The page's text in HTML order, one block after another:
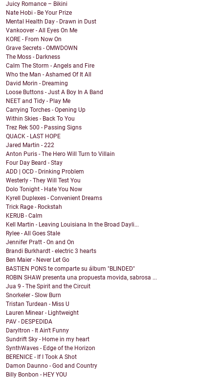
Juicy Romance – Bikini
Nate Hobi - Be Your Prize
Mental Health Day - Drawn in Dust
Vankoover - All Eyes On Me
KORE - From Now On
Grave Secrets - OMWDOWN
The Moss - Darkness
Calm The Storm - Angels and Fire
Who the Man - Ashamed Of It All
David Morin - Dreaming
Loose Buttons - Just A Boy In A Band
NEET and Tidy - Play Me
Carrying Torches - Opening Up
Within Skies - Back To You
Trez Rek 500 - Passing Signs
QUACK - LAST HOPE
Jared Martin - 222
Anton Puris - The Hero Will Turn to Villain
Four Day Beard - Stay
ADD | OCD - Drinking Problem
Westerly - They Will Test You
Dolo Tonight - Hate You Now
Kyrell Duplexes - Convenient Dreams
Trick Rage - Rockstah
KERUB - Calm
Kell Martin - Leaving Louisiana In the Broad Dayli...
Rylee - All Goes Stale
Jennifer Pratt - On and On
Brandi Burkhardt - electric 3 hearts
Ben Maier - Never Let Go
BASTIEN PONS te comparte su álbum "BLINDED"
ROBIN SHAW presenta una propuesta movida, sabrosa ...
Jua 9 - The Spirit and the Circuit
Snorkeler - Slow Burn
Tristan Turdean - Miss U
Lauren Minear - Lightweight
PAV - DESPEDIDA
Daryltron - It Ain't Funny
Sundrift Sky - Home in my heart
SynthWaves - Edge of the Horizon
BERENICE - If I Took A Shot
Damon Daunno - God and Country
Billy Bonbon - HEY YOU